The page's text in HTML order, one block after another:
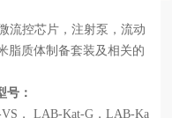
流控芯片，注射泵，流动
脂质体制备套装及相关的
号：
， LAB-Kat-G，LAB-Ka